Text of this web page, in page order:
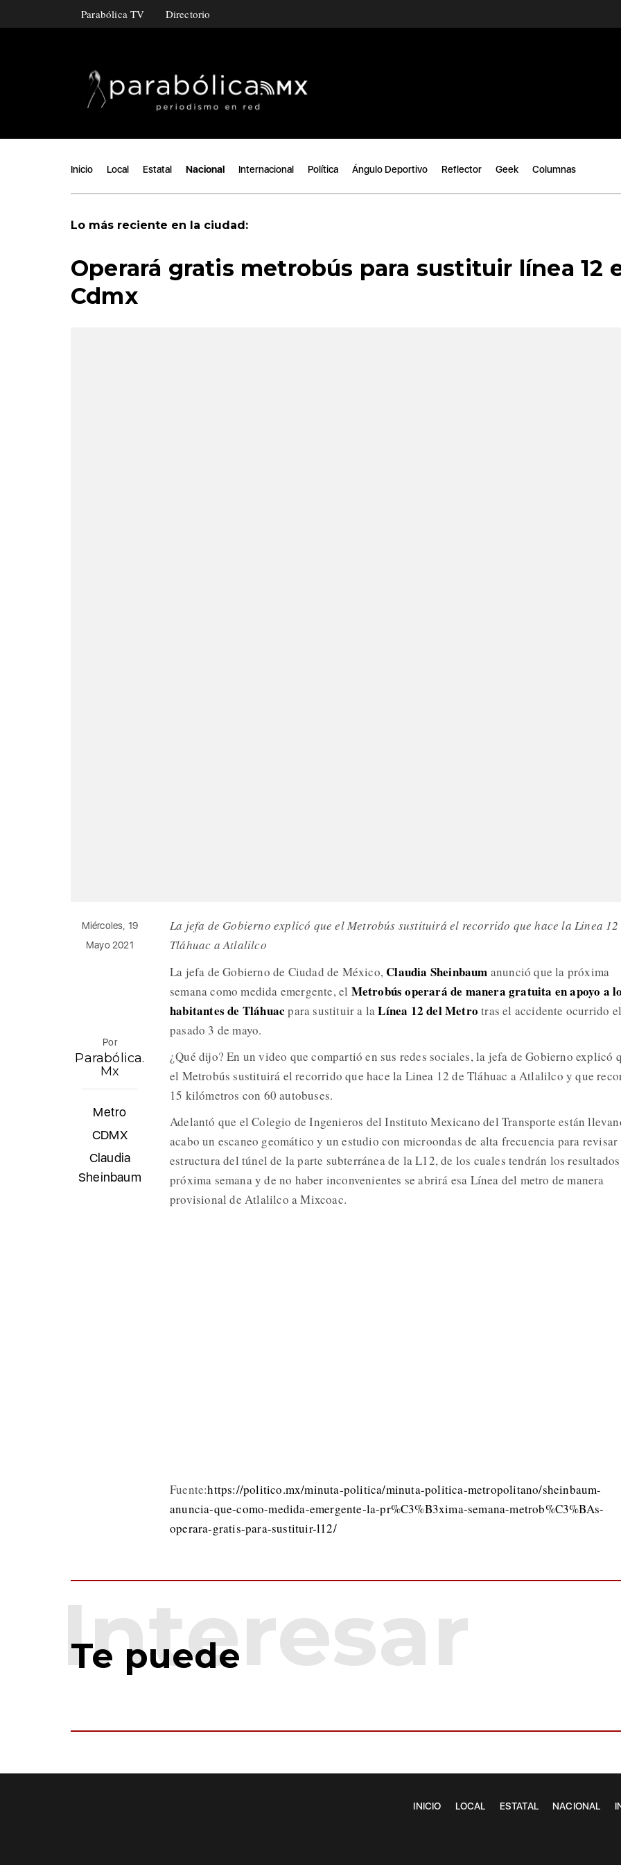
Parabólica TV Directorio
Inicio Local Estatal Nacional Internacional Política Ángulo Deportivo Reflector Geek Columnas
Lo más reciente en la ciudad:
Operará gratis metrobús para sustituir línea 12
Cdmx
Miércoles, 19
Mayo 2021
Por
Parabólica.
Mx
Metro
CDMX
Claudia
Sheinbaum
La jefa de Gobierno explicó que el Metrobús sustituirá el recorrido que hace la Linea 12
Tláhuac a Atlalilco
La jefa de Gobierno de Ciudad de México,Claudia Sheinbaum anunció que la próxima
semana como medida emergente, el Metrobús operará de manera gratuita en apoyo a
habitantes de Tláhuac para sustituir a laLínea 12 del Metro tras el accidente ocurrido el
pasado 3 de mayo.
¿Qué dijo? En un video que compartió en sus redes sociales, la jefa de Gobierno explicó
el Metrobús sustituirá el recorrido que hace la Linea 12 de Tláhuac a Atlalilco y que
15 kilómetros con 60 autobuses.
Adelantó que el Colegio de Ingenieros del Instituto Mexicano del Transporte están
acabo un escaneo geomático y un estudio con microondas de alta frecuencia para revisar
estructura del túnel de la parte subterránea de la L12, de los cuales tendrán los
próxima semana y de no haber inconvenientes se abrirá esa Línea del metro de manera
provisional de Atlalilco a Mixcoac.
Fuente:https://politico.mx/minuta-politica/minuta-politica-metropolitano/sheinbaum-
anuncia-que-como-medida-emergente-la-pr%C3%B3xima-semana-metrob%C3%BAs-
operara-gratis-para-sustituir-l12/
Te puede
INICIO LOCAL ESTATAL NACIONAL